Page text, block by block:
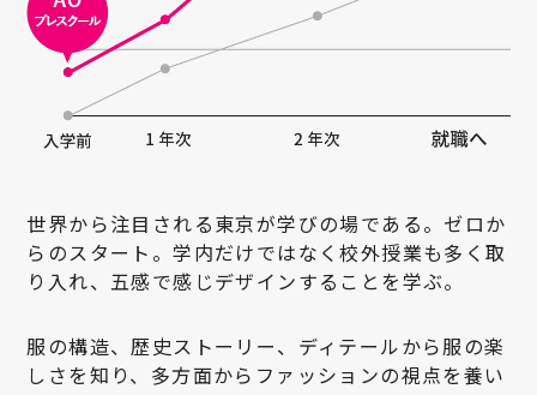
世界から注目される東京が学びの場である。ゼロか
らのスタート。学内だけではなく校外授業も多く取
り入れ、五感で感じデザインすることを学ぶ。
服の構造、歴史ストーリー、ディテールから服の楽
しさを知り、多方面からファッションの視点を養い